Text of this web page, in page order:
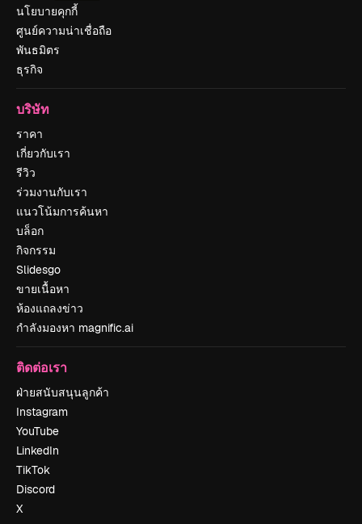
นโยบายคุกกี้
ศูนย์ความน่าเชื่อถือ
พันธมิตร
ธุรกิจ
บริษัท
ราคา
เกี่ยวกับเรา
รีวิว
ร่วมงานกับเรา
แนวโน้มการค้นหา
บล็อก
กิจกรรม
Slidesgo
ขายเนื้อหา
ห้องแถลงข่าว
กำลังมองหา magnific.ai
ติดต่อเรา
ฝ่ายสนับสนุนลูกค้า
Instagram
YouTube
LinkedIn
TikTok
Discord
X